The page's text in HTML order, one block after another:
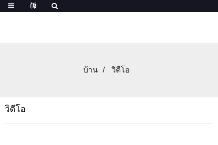
บ้าน วิดีโอ
วิดีโอ